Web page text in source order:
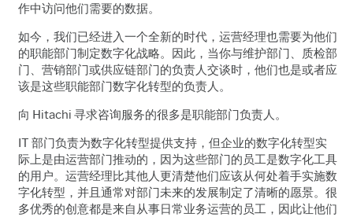
作中访问他们需要的数据。
如今，我们已经进入一个全新的时代，运营经理也需要为他们
的职能部门制定数字化战略。因此，当你与维护部门、质检部
门、营销部门或供应链部门的负责人交谈时，他们也是或者应
该是这些职能部门数字化转型的负责人。
向 Hitachi 寻求咨询服务的很多是职能部门负责人 。
IT 部门负责为数字化转型提供支持，但企业的数字化转型实
际上是由运营部门推动的，因为这些部门的员工是数字化工具
的用户。运营经理比其他人更清楚他们应该从何处着手实施数
字化转型，并且通常对部门未来的发展制定了清晰的愿景。很
多优秀的创意都是来自从事日常业务运营的员工，因此让他们